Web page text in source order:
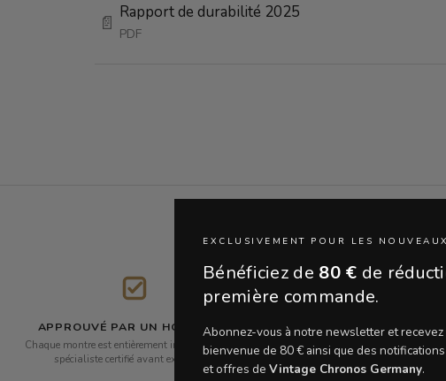
📄 Rapport de durabilité 2025
PDF
APPROUVÉ PAR UN HORLOGER
Chaque montre est entièrement inspectée par un
spécialiste certifié avant expédition.
24
GARANTIE 24 MOIS
Toutes les montres sont couvertes
garantie de 24 mois.
EXCLUSIVEMENT POUR LES
Bénéficiez de 80 € de
première commande.
Abonnez-vous à notre newsletter et recevez
bienvenue de 80 € ainsi que des
et offres de Vintage Chronos Germany.